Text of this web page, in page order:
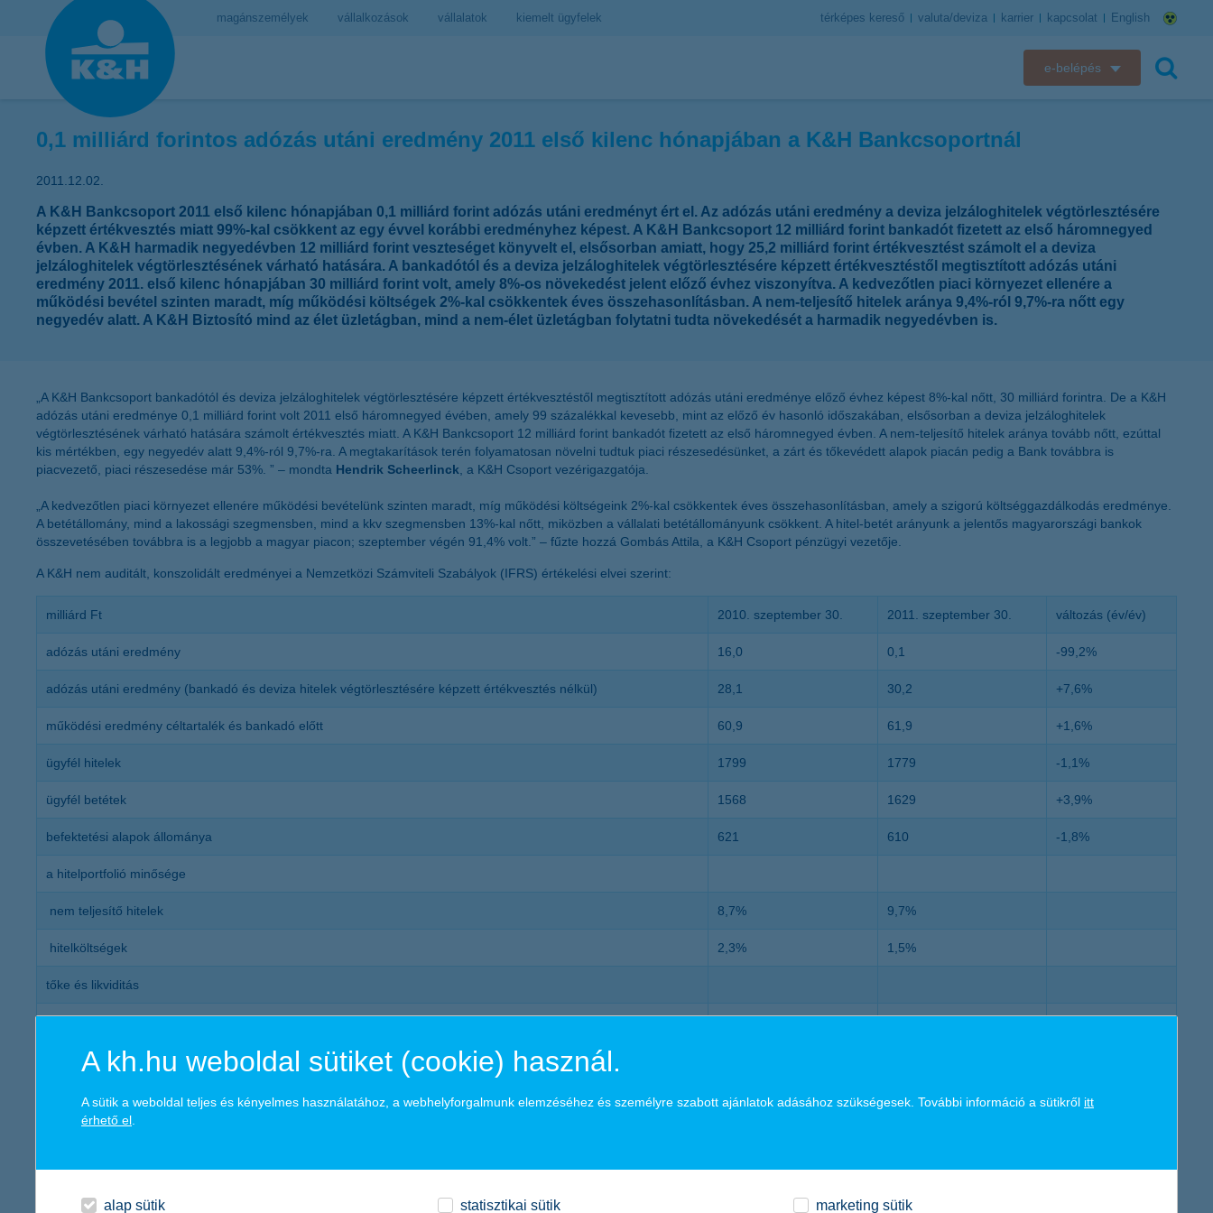
magánszemélyek vállalkozások vállalatok kiemelt ügyfelek térképes kereső valuta/deviza karrier kapcsolat English
e-belépés
K&H web Electra
K&H Biztosító ügyfélportál
K&H token megújítás
0,1 milliárd forintos adózás utáni eredmény 2011 első kilenc hónapjában a K&H Bankcsoportnál
2011.12.02.
A K&H Bankcsoport 2011 első kilenc hónapjában 0,1 milliárd forint adózás utáni eredményt ért el. Az adózás utáni eredmény a deviza jelzáloghitelek végtörlesztésére
képzett értékvesztés miatt 99%-kal csökkent az egy évvel korábbi eredményhez képest. A K&H Bankcsoport 12 milliárd forint bankadót fizetett az első háromnegyed
évben. A K&H harmadik negyedévben 12 milliárd forint veszteséget könyvelt el, elsősorban amiatt, hogy 25,2 milliárd forint értékvesztést számolt el a deviza
jelzáloghitelek végtörlesztésének várható hatására. A bankadótól és a deviza jelzáloghitelek végtörlesztésére képzett értékvesztéstől megtisztított adózás utáni
eredmény 2011. első kilenc hónapjában 30 milliárd forint volt, amely 8%-os növekedést jelent előző évhez viszonyítva. A kedvezőtlen piaci környezet ellenére a
működési bevétel szinten maradt, míg működési költségek 2%-kal csökkentek éves összehasonlításban. A nem-teljesítő hitelek aránya 9,4%-ról 9,7%-ra nőtt egy
negyedév alatt. A K&H Biztosító mind az élet üzletágban, mind a nem-élet üzletágban folytatni tudta növekedését a harmadik negyedévben is.
„A K&H Bankcsoport bankadótól és deviza jelzáloghitelek végtörlesztésére képzett értékvesztéstől megtisztított adózás utáni eredménye előző évhez képest 8%-kal nőtt, 30 milliárd forintra. De a K&H
adózás utáni eredménye 0,1 milliárd forint volt 2011 első háromnegyed évében, amely 99 százalékkal kevesebb, mint az előző év hasonló időszakában, elsősorban a deviza jelzáloghitelek
végtörlesztésének várható hatására számolt értékvesztés miatt. A K&H Bankcsoport 12 milliárd forint bankadót fizetett az első háromnegyed évben. A nem-teljesítő hitelek aránya tovább nőtt, ezúttal
kis mértékben, egy negyedév alatt 9,4%-ról 9,7%-ra. A megtakarítások terén folyamatosan növelni tudtuk piaci részesedésünket, a zárt és tőkevédett alapok piacán pedig a Bank továbbra is
piacvezető, piaci részesedése már 53%. ” – mondta Hendrik Scheerlinck , a K&H Csoport vezérigazgatója.
„A kedvezőtlen piaci környezet ellenére működési bevételünk szinten maradt, míg működési költségeink 2%-kal csökkentek éves összehasonlításban, amely a szigorú költséggazdálkodás eredménye.
A betétállomány, mind a lakossági szegmensben, mind a kkv szegmensben 13%-kal nőtt, miközben a vállalati betétállományunk csökkent. A hitel-betét arányunk a jelentős magyarországi bankok
összevetésében továbbra is a legjobb a magyar piacon; szeptember végén 91,4% volt.” – fűzte hozzá Gombás Attila, a K&H Csoport pénzügyi vezetője.
A K&H nem auditált, konszolidált eredményei a Nemzetközi Számviteli Szabályok (IFRS) értékelési elvei szerint:
milliárd Ft 2010. szeptember 30. 2011. szeptember 30. változás (év/év)
adózás utáni eredmény 16,0 0,1 -99,2%
adózás utáni eredmény (bankadó és deviza hitelek végtörlesztésére képzett értékvesztés nélkül) 28,1 30,2 +7,6%
működési eredmény céltartalék és bankadó előtt 60,9 61,9 +1,6%
ügyfél hitelek 1799 1779 -1,1%
ügyfél betétek 1568 1629 +3,9%
befektetési alapok állománya 621 610 -1,8%
a hitelportfolió minősége
nem teljesítő hitelek 8,7% 9,7%
hitelköltségek 2,3% 1,5%
tőke és likviditás
hitel/betét arány
szolvencia mutató (biztosító) 179% 155%
költség/bevétel arány 46,5% 45,6%
tőkearányos megtérülés 0,1%
A kh.hu weboldal sütiket (cookie) használ.
A sütik a weboldal teljes és kényelmes használatához, a webhelyforgalmunk elemzéséhez és személyre szabott ajánlatok adásához szükségesek. További információ a sütikről itt
érhető el
alap sütik statisztikai sütik marketing sütik